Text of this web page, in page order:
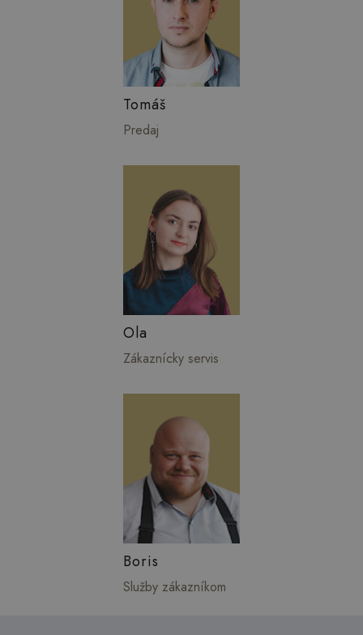
Tomáš
Predaj
Ola
Zákaznícky servis
Boris
Služby zákazníkom